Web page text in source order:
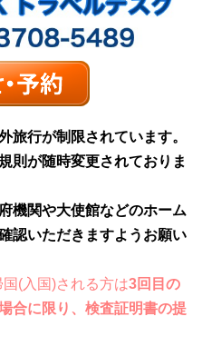
旅行が制限されています。
則が随時変更されておりま
機関や大使館などのホーム
認いただきますようお願い
(入国)される方は3回目の
合に限り、検査証明書の提